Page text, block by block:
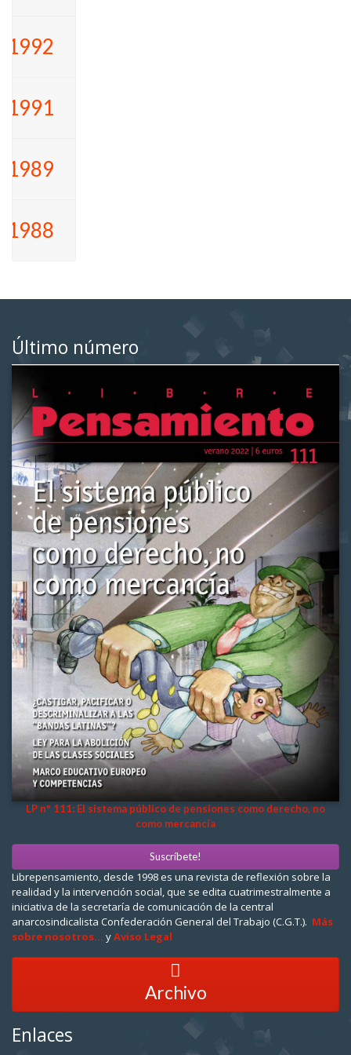
1992
1991
1989
1988
Último número
LP nº 111: El sistema público de pensiones como derecho, no
como mercancía
Suscríbete!
Librepensamiento, desde 1998 es una revista de reflexión sobre la
realidad y la intervención social, que se edita cuatrimestralmente a
iniciativa de la secretaría de comunicación de la central
anarcosindicalista Confederación General del Trabajo (C.G.T.). Más
sobre nosotros... yAviso Legal
Archivo
Enlaces